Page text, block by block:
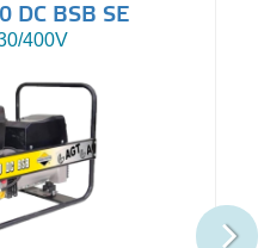
DC BSB SE
400V